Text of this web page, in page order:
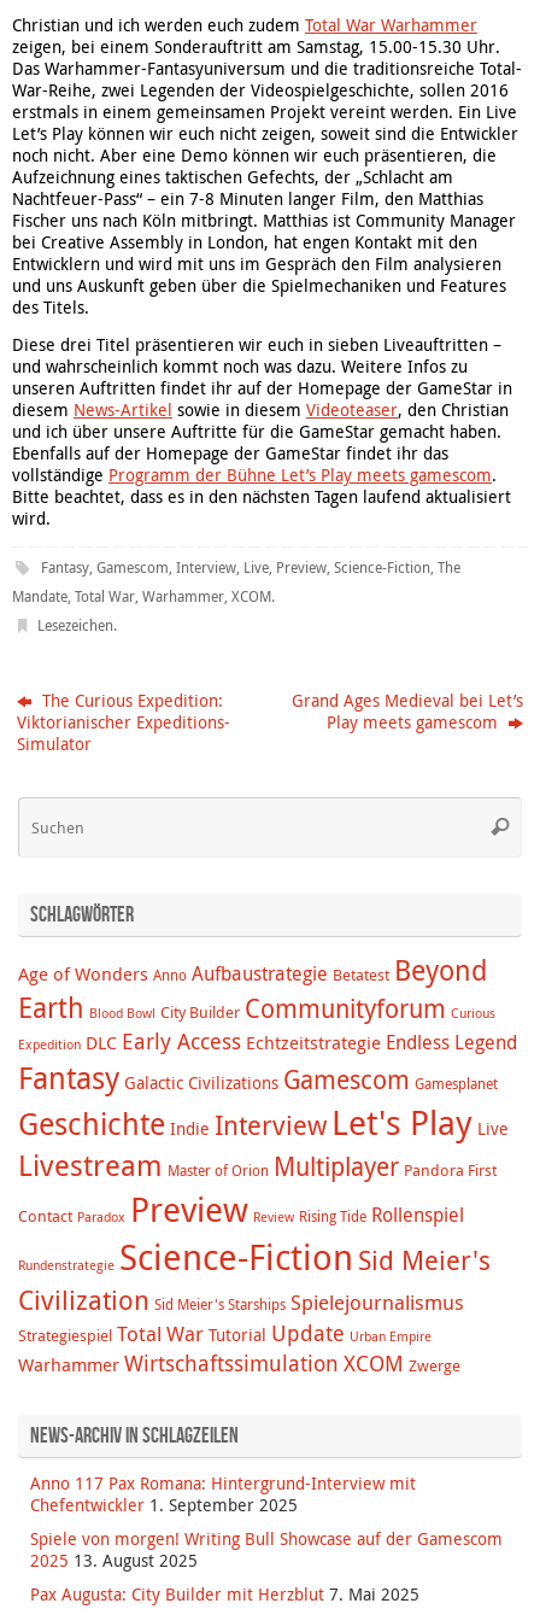
Christian und ich werden euch zudem Total War Warhammer
zeigen, bei einem Sonderauftritt am Samstag, 15.00-15.30 Uhr.
Das Warhammer-Fantasyuniversum und die traditionsreiche Total-
War-Reihe, zwei Legenden der Videospielgeschichte, sollen 2016
erstmals in einem gemeinsamen Projekt vereint werden. Ein Live
Let’s Play können wir euch nicht zeigen, soweit sind die Entwickler
noch nicht. Aber eine Demo können wir euch präsentieren, die
Aufzeichnung eines taktischen Gefechts, der „Schlacht am
Nachtfeuer-Pass“ – ein 7-8 Minuten langer Film, den Matthias
Fischer uns nach Köln mitbringt. Matthias ist Community Manager
bei Creative Assembly in London, hat engen Kontakt mit den
Entwicklern und wird mit uns im Gespräch den Film analysieren
und uns Auskunft geben über die Spielmechaniken und Features
des Titels.
Diese drei Titel präsentieren wir euch in sieben Liveauftritten –
und wahrscheinlich kommt noch was dazu. Weitere Infos zu
unseren Auftritten findet ihr auf der Homepage der GameStar in
diesem News-Artikel sowie in diesem Videoteaser, den Christian
und ich über unsere Auftritte für die GameStar gemacht haben.
Ebenfalls auf der Homepage der GameStar findet ihr das
vollständige Programm der Bühne Let’s Play meets gamescom.
Bitte beachtet, dass es in den nächsten Tagen laufend aktualisiert
wird.
Fantasy, Gamescom, Interview, Live, Preview, Science-Fiction, The
Mandate, Total War, Warhammer, XCOM.
Lesezeichen.
The Curious Expedition:
Viktorianischer Expeditions-
Simulator
Grand Ages Medieval bei Let’s
Play meets gamescom
Schlagwörter
Age of Wonders Anno Aufbaustrategie Betatest Beyond
Earth Blood Bowl City Builder Communityforum Curious
Expedition DLC Early Access Echtzeitstrategie Endless Legend
Fantasy Galactic Civilizations Gamescom Gamesplanet
Geschichte Indie Interview Let's Play Live
Livestream Master of Orion Multiplayer Pandora First
Contact Paradox Preview Review Rising Tide Rollenspiel
Rundenstrategie Science-Fiction Sid Meier's
Civilization Sid Meier's Starships Spielejournalismus
Strategiespiel Total War Tutorial Update Urban Empire
Warhammer Wirtschaftssimulation XCOM Zwerge
News-Archiv in Schlagzeilen
Anno 117 Pax Romana: Hintergrund-Interview mit
Chefentwickler 1. September 2025
Spiele von morgen! Writing Bull Showcase auf der Gamescom
2025 13. August 2025
Pax Augusta: City Builder mit Herzblut 7. Mai 2025